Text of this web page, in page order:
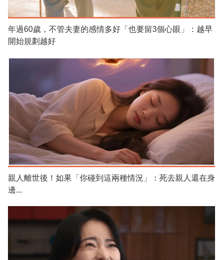
年過60歲，不管夫妻的感情多好「也要留3個心眼」：越早
開始規劃越好
親人離世後！如果「你碰到這兩種情況」：死去親人還在身
邊...